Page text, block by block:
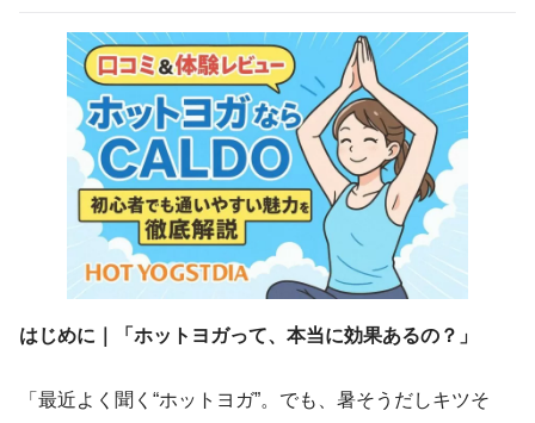
はじめに｜「ホットヨガって、本当に効果あるの？」
「最近よく聞く“ホットヨガ”。でも、暑そうだしキツそ